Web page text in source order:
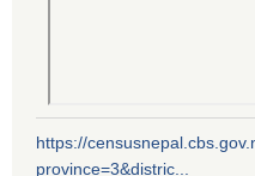
https://
province=3&distric...